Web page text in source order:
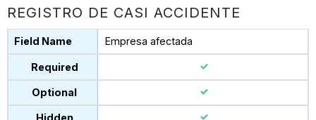
REGISTRO DE CASI ACCIDENTE
Empresa afectada